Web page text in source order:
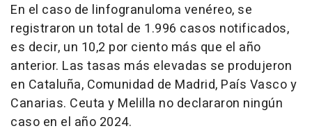
En el caso de linfogranuloma venéreo, se
registraron un total de 1.996 casos notificados,
es decir, un 10,2 por ciento más que el año
anterior. Las tasas más elevadas se produjeron
en Cataluña, Comunidad de Madrid, País Vasco y
Canarias. Ceuta y Melilla no declararon ningún
caso en el año 2024.